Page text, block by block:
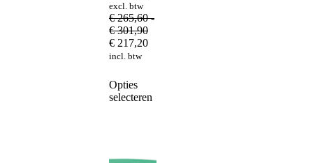
€ 249,50
excl. btw
€265,60 -
€301,90Prijsklasse:
€ 265,60
€ 217,20
incl. btw
Opties
selecteren
optie